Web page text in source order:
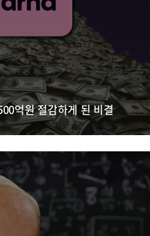
억원 절감하게 된 비결